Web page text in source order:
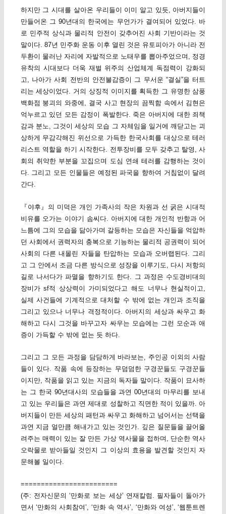
하지만 그 시대를 살아온 우리들이 이미 알고 있듯, 아버지들이
만들어온 그 90년대의 한국에는 무언가가 결여되어 있었다. 바
로 민주적 상식과 물리적 안전이 갖추어진 사회 기반이라는 것
말이다. 87년 민주화 운동 이후 열린 것은 유토피아가 아니라 전
두환이 물러난 자리에 자발적으로 노태우를 뽑아주었으며, 정경
유착의 시대보다 더욱 재벌 위주의 산업체계 독점력이 강화되
고, 나아가 사회 전반의 안전불감증이 그 무서운 “결실”을 터트
리는 세상이었다. 거의 상징적 이미지를 획득한 그 유명한 삼풍
백화점 붕괴의 와중에, 결국 사고 현장의 끔찍함 속에서 김현은
억누르고 있던 모든 감정이 폭발한다. 죽은 아버지에 대한 죄책
감과 분노, 그것이 세상의 모습 그 자체임을 일거에 깨닫고는 괴
상하게 무감각해진 위선으로 가득한 한국사회를 대상으로 테러
리스트 역할을 하기 시작한다. 전투장비를 모두 갖추고 탈영, 사
회의 취약한 부분을 꼬집으며 도심 연쇄 테러를 감행하는 것이
다. 그리고 모든 인물들은 예정된 파국을 향하여 거침없이 달려
간다.
『야후』의 미덕은 개인 가족사의 작은 차원과 선 굵은 시대적
비유를 오가는 이야기 솜씨다. 아버지에 대한 개인적 반항과 어
느틈에 그의 모습을 닮아가며 갈등하는 모습은 자신들을 억압하
던 사회에서 권력자의 충복으로 기능하는 물리적 공권력이 되어
사회의 다른 내몰린 자들을 탄압하는 모습과 오버랩된다. 그리
고 그 안에서 조금 다른 방식으로 성장을 이루기도, 다시 저항의
길로 나서다가 파멸을 향하기도 한다. 그 과정은 수도경비대의
장비가 sf적 상상력이 가미되었다고 해도 너무나 현실적이고,
실제 사건들에 기계적으로 대처할 수 밖에 없는 개인과 조직을
그리고 있으나 너무나 격정적이다. 아버지의 세상과 싸우고 화
해하고 다시 그것을 바꾸고자 싸우는 모습에는 그런 모순과 애
증이 가득할 수 밖에 없는 듯 하다.
그리고 그 모든 과정을 담담하게 바라보는, 주인공 이외의 사람
들이 있다. 작품 속에 등장하는 무덤덤한 구경꾼들도 구경꾼들
이지만, 작품을 읽고 있는 지금의 독자들 말이다. 작품이 묘사하
는 그 한국 90년대사의 모습들을 과연 00년대의 마무리를 보내
고 있는 우리들은 과연 제대로 성찰하고 직면한 적이 있을까. 아
버지들이 만든 세상의 패턴과 싸우고 화해하고 넘어서는 선택을
과연 지금 얼만큼 해내가고 있는 것인가. 깊은 질문들을 끌어올
려주는 매력이 있는 잘 만든 가상 역사물을 접하며, 단순한 역사
오락물로 받아들일 것인지 그 이상의 효용을 발견할 것인지 자
문해볼 일이다.
========================
(주: 전자신문의 ‘만화로 보는 세상’ 연재칼럼. 필자들이 돌아가
면서 ‘만화의 사회참여’, ‘만화 속 역사’, ‘만화와 여성’, ‘웹툰트렌